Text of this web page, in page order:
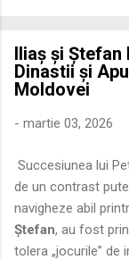
roman – în
țesutul urban și
precizie
Iliaș și
Dinastii și
Moldovei
- martie 03, 2026
Succesiunea lui
de un contrast
navigheze abil
Ștefan, au fost
tolera „jocurile” de